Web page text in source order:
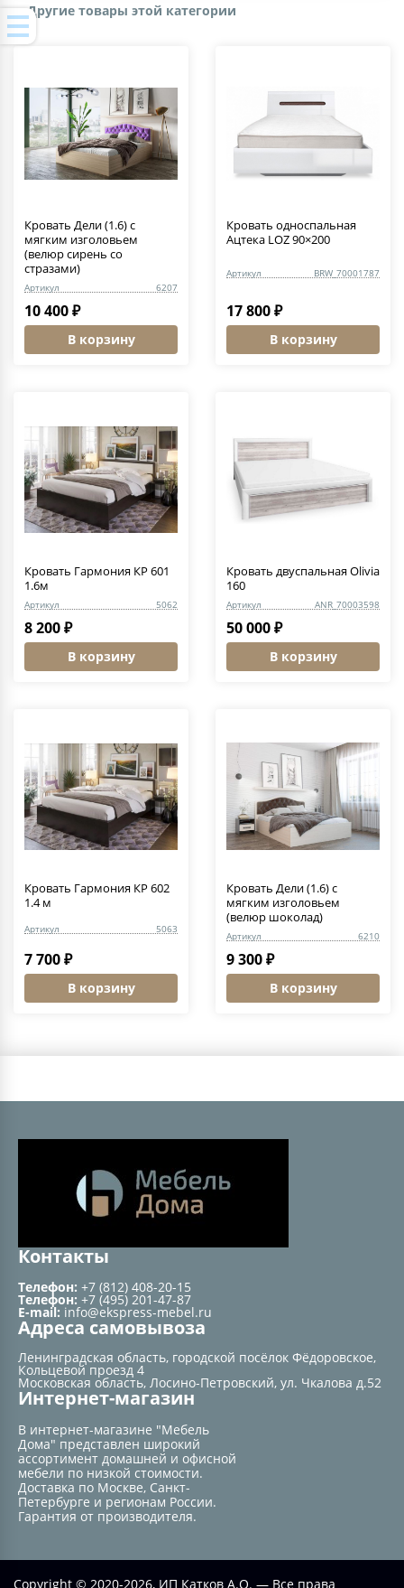
Другие товары этой категории
Кровать Дели (1.6) c
мягким изголовьем
(велюр сирень со
стразами)
Артикул 6207
10 400 ₽
В корзину
Кровать односпальная
Ацтека LOZ 90×200
Артикул BRW_70001787
17 800 ₽
В корзину
Кровать Гармония КР 601
1.6м
Артикул 5062
8 200 ₽
В корзину
Кровать двуспальная Olivia
160
Артикул ANR_70003598
50 000 ₽
В корзину
Кровать Гармония КР 602
1.4 м
Артикул 5063
7 700 ₽
В корзину
Кровать Дели (1.6) c
мягким изголовьем
(велюр шоколад)
Артикул 6210
9 300 ₽
В корзину
Контакты
Телефон: +7 (812) 408-20-15
Телефон: +7 (495) 201-47-87
E-mail: info@ekspress-mebel.ru
Адреса самовывоза
Ленинградская область, городской посёлок Фёдоровское,
Кольцевой проезд 4
Московская область, Лосино-Петровский, ул. Чкалова д.52
Интернет-магазин
В интернет-магазине "Мебель
Дома" представлен широкий
ассортимент домашней и офисной
мебели по низкой стоимости.
Доставка по Москве, Санкт-
Петербурге и регионам России.
Гарантия от производителя.
Copyright © 2020-2026, ИП Катков А.О. — Все права